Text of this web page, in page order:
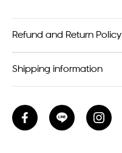
Refund and Return Policy
Shipping information